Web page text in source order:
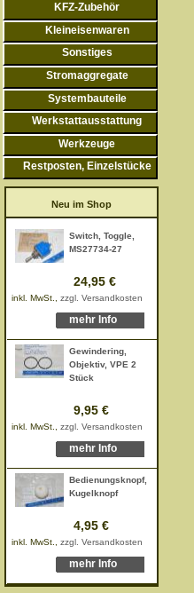
KFZ-Zubehör
Kleineisenwaren
Sonstiges
Stromaggregate
Systembauteile
Werkstattausstattung
Werkzeuge
Restposten, Einzelstücke
Neu im Shop
Switch, Toggle,
MS27734-27
24,95 €
inkl. MwSt., zzgl. Versandkosten
mehr Info
Gewindering,
Objektiv, VPE 2
Stück
9,95 €
inkl. MwSt., zzgl. Versandkosten
mehr Info
Bedienungsknopf,
Kugelknopf
4,95 €
inkl. MwSt., zzgl. Versandkosten
mehr Info